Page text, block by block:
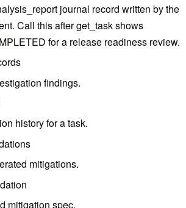
journal record written by the
Call this after get_task shows
for a release readiness review.
findings.
history for a task.
mitigations.
mitigation spec.